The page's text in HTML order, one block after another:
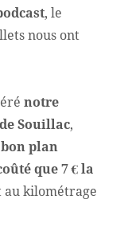
, le
nous ont
notre
Souillac,
plan
que 7 € la
au kilométrage